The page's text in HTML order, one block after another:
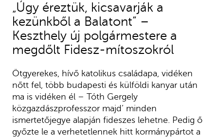
„Úgy éreztük, kicsavarják a
kezünkből a Balatont” –
Keszthely új polgármestere a
megdőlt Fidesz-mítoszokról
Ötgyerekes, hívő katolikus családapa, vidéken
nőtt fel, több budapesti és külföldi kanyar után
ma is vidéken él – Tóth Gergely
közgazdászprofesszor majd’ minden
ismertetőjegye alapján fideszes lehetne. Pedig ő
győzte le a verhetetlennek hitt kormánypártot a